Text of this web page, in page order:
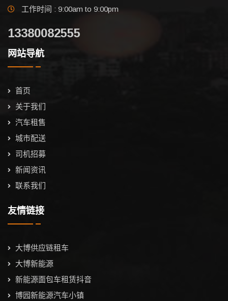
工作时间 : 9:00am to 9:00pm
13380082555
网站导航
首页
关于我们
汽车租售
城市配送
司机招募
新闻资讯
联系我们
友情链接
大博供应链租车
大博新能源
新能源面包车租赁抖音
博园新能源汽车小镇